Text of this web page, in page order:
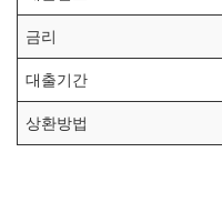
금리
대출기간
상환방법